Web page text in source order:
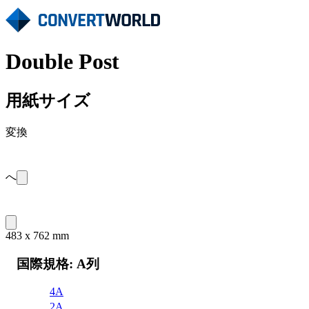
Double Post
用紙サイズ
変換
へ
483 x 762 mm
国際規格: A列
4A